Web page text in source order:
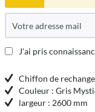
J'ai pris
Chiffon de
Couleur : Gris
largeur : 2600 mm